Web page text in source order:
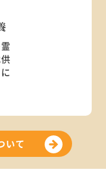
いて